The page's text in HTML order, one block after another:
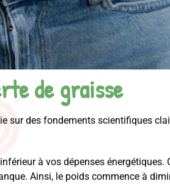
de graisse
sur des fondements scientifiques
à vos dépenses énergétiques.
Ainsi, le poids commence à